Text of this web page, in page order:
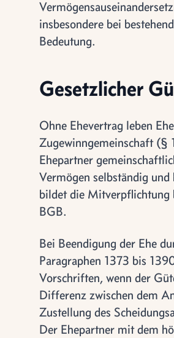
insbesondere bei
Bedeutung.
Gesetzlicher
Ohne Ehevertrag leben
Zugewinngemeinschaft (§
Ehepartner
Vermögen selbständig
bildet die Mitverpflichtung
BGB.
Bei Beendigung der Ehe
Paragraphen 1373 bis
Vorschriften, wenn der
Differenz zwischen dem
Zustellung des
Der Ehepartner mit dem